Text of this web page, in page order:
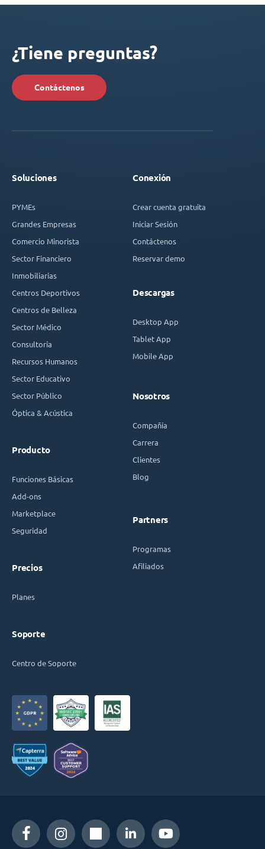
¿Tiene preguntas?
Contáctenos
Soluciones
PYMEs
Grandes Empresas
Comercio Minorista
Sector Financiero
Inmobiliarias
Centros Deportivos
Centros de Belleza
Sector Médico
Consultoría
Recursos Humanos
Sector Educativo
Sector Público
Óptica & Acústica
Producto
Funciones Básicas
Add-ons
Marketplace
Seguridad
Precios
Planes
Soporte
Centro de Soporte
Conexión
Crear cuenta gratuita
Iniciar Sesión
Contáctenos
Reservar demo
Descargas
Desktop App
Tablet App
Mobile App
Nosotros
Compañía
Carrera
Clientes
Blog
Partners
Programas
Afiliados